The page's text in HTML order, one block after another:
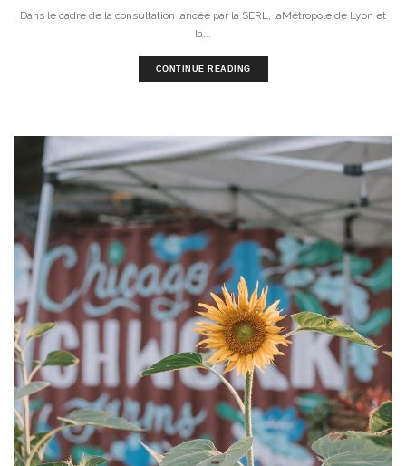
Dans le cadre de la consultation lancée par la SERL, laMétropole de Lyon et
la...
CONTINUE READING